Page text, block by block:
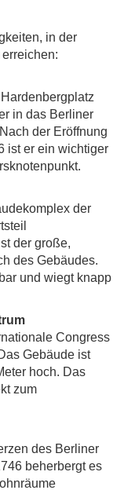
in der
in das Berliner
der Eröffnung
ist er ein wichtiger
der
der große,
des Gebäudes.
und wiegt knapp
Congress
Gebäude ist
hoch. Das
zum
des Berliner
beherbergt es